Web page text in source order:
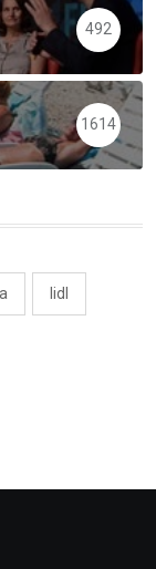
492
1614
lidl